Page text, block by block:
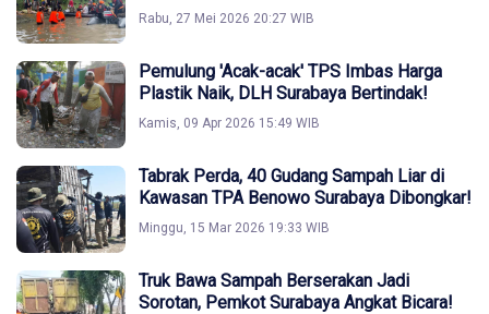
Rabu, 27 Mei 2026 20:27 WIB
Pemulung 'Acak-acak' TPS Imbas Harga
Plastik Naik, DLH Surabaya Bertindak!
Kamis, 09 Apr 2026 15:49 WIB
Tabrak Perda, 40 Gudang Sampah Liar di
Kawasan TPA Benowo Surabaya Dibongkar!
Minggu, 15 Mar 2026 19:33 WIB
Truk Bawa Sampah Berserakan Jadi
Sorotan, Pemkot Surabaya Angkat Bicara!